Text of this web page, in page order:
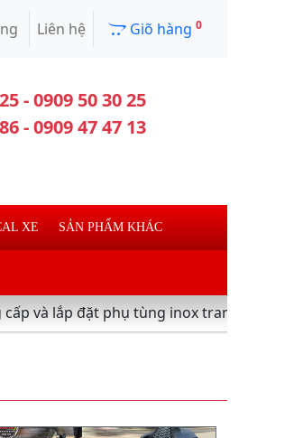
Liên hệ Giõ hàng 0
- 0909 50 30 25
- 0909 47 47 13
XE SẢN PHẨM KHÁC
đặt phụ tùng inox trang trí làm đẹp xe